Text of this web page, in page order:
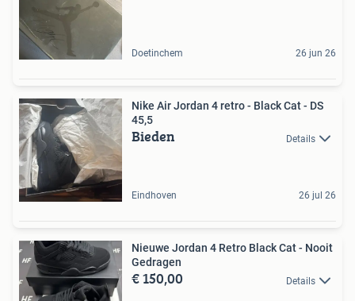
Doetinchem 26 jun 26
Nike Air Jordan 4 retro - Black Cat - DS
45,5
Bieden Details
Eindhoven 26 jul 26
Nieuwe Jordan 4 Retro Black Cat - Nooit
Gedragen
€ 150,00 Details